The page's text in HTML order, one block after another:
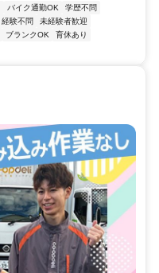
バイク通勤OK
学歴不問
経験不問
未経験者歓迎
ブランクOK
育休あり